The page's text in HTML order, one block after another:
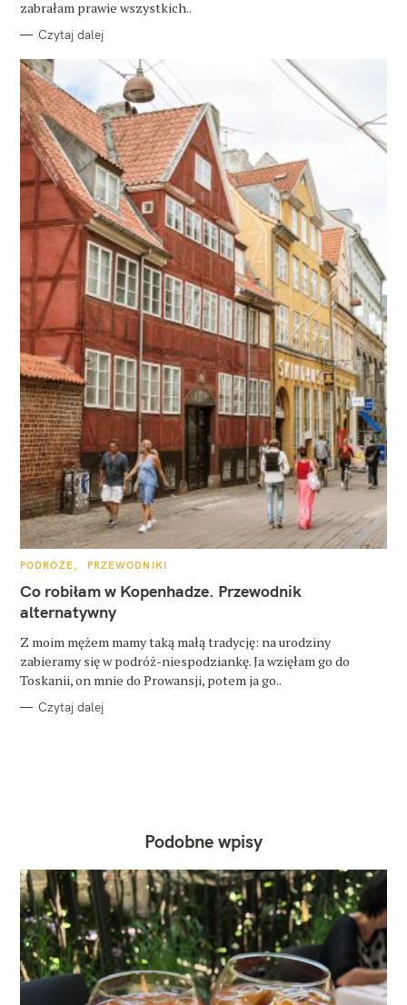
zabrałam prawie wszystkich..
Czytaj dalej
K
T
E
G
O
I
E
PODRÓŻE PRZEWODNIKI
Co robiłam w Kopenhadze. Przewodnik
alternatywny
Z moim mężem mamy taką małą tradycję: na urodziny
zabieramy się w podróż-niespodziankę. Ja wzięłam go do
Toskanii, on mnie do Prowansji, potem ja go..
Czytaj dalej
Podobne wpisy